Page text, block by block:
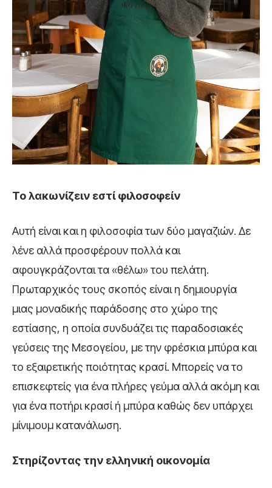
Το λακωνίζειν εστί φιλοσοφείν
Αυτή είναι και η φιλοσοφία των δύο μαγαζιών. Δε
λένε αλλά προσφέρουν πολλά και
αφουγκράζονται τα «θέλω» του πελάτη.
Πρωταρχικός τους σκοπός είναι η δημιουργία
μιας μοναδικής παράδοσης στο χώρο της
εστίασης, η οποία συνδυάζει τις παραδοσιακές
γεύσεις της Μεσογείου, με την φρέσκια μπύρα και
το εξαιρετικής ποιότητας κρασί. Μπορείς να το
επισκεφτείς για ένα πλήρες γεύμα αλλά ακόμη και
για ένα ποτήρι κρασί ή μπύρα καθώς δεν υπάρχει
μίνιμουμ κατανάλωση.
Στηρίζοντας την ελληνική οικονομία